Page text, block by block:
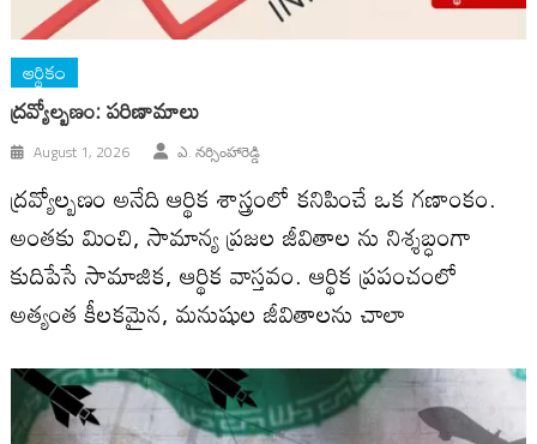
ఆర్థికం
ద్రవ్యోల్బణం: పరిణామాలు
August 1, 2026 ఎ. నర్సింహారెడ్డి
ద్రవ్యోల్బణం అనేది ఆర్థిక శాస్త్రంలో కనిపించే ఒక గణాంకం.
అంతకు మించి, సామాన్య ప్రజల జీవితాల ను నిశ్శబ్ధంగా
కుదిపేసే సామాజిక, ఆర్థిక వాస్తవం. ఆర్థిక ప్రపంచంలో
అత్యంత కీలకమైన, మ‌నుషుల జీవితాల‌ను చాలా